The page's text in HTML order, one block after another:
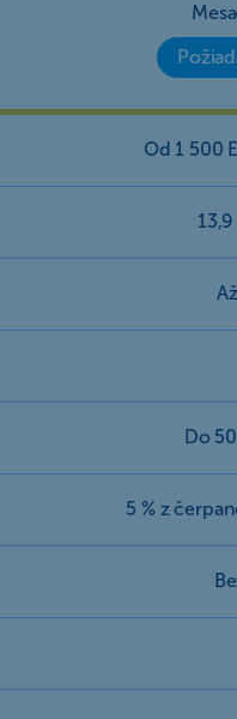
Od 1 500
Do
5 % z